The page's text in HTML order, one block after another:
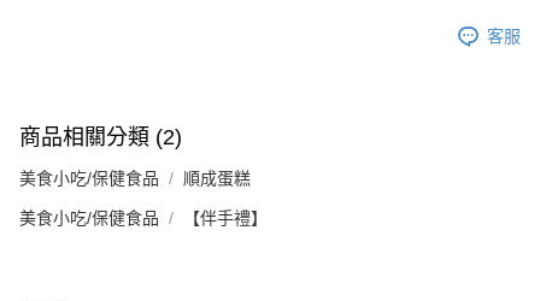
客服
商品相關分類 (2)
美食小吃/保健食品 順成蛋糕
美食小吃/保健食品 【伴手禮】